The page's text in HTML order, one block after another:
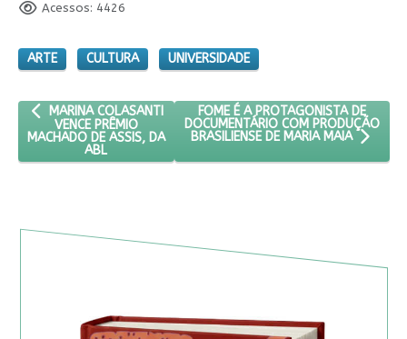
Acessos: 4426
ARTE CULTURA UNIVERSIDADE
ARTIGO ANTERIOR: MARINA COLASANTI VENCE PRÊMIO
MARINA COLASANTI
VENCE PRÊMIO
MACHADO DE ASSIS, DA
ABL
PRÓXIMO ARTIGO: FOME É A
FOME É A PROTAGONISTA DE
DOCUMENTÁRIO COM PRODUÇÃO
BRASILIENSE DE MARIA MAIA